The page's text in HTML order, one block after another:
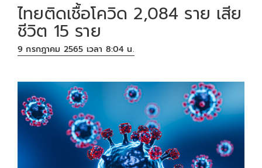
ไทยติดเชื้อโควิด 2,084 ราย เสีย
ชีวิต 15 ราย
9 กรกฎาคม 2565 เวลา 8:04 น.